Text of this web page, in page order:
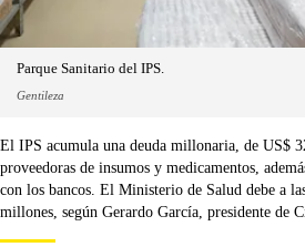
Parque Sanitario del IPS.
Gentileza
El IPS acumula una deuda millonaria, de US$
proveedoras de insumos y medicamentos,
con los bancos. El Ministerio de Salud debe a
millones, según Gerardo García, presidente de